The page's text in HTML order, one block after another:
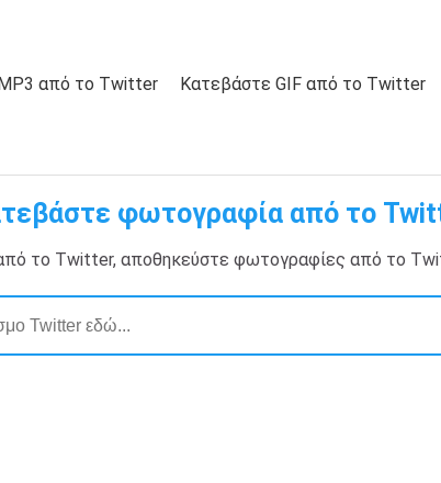
από το Twitter Κατεβάστε GIF από το Twitter
φωτογραφία από το
το Twitter, αποθηκεύστε φωτογραφίες από το